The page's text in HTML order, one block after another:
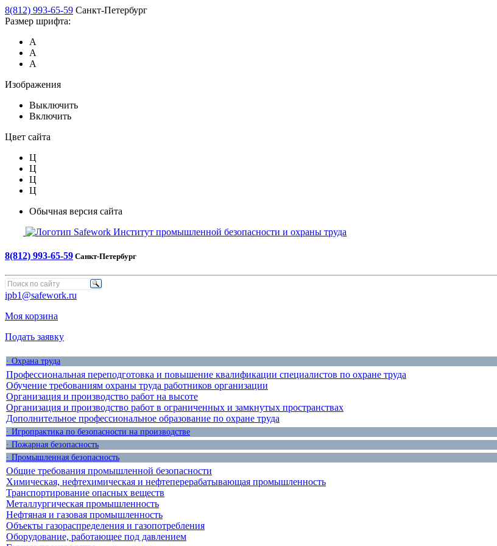
8(812) 993-65-59 Санкт-Петербург
Размер шрифта:
А
А
А
Изображения
Выключить
Включить
Цвет сайта
Ц
Ц
Ц
Ц
Обычная версия сайта
Safework Институт промышленной безопасности и охраны труда
8(812) 993-65-59 Санкт-Петербург
ipb1@safework.ru
Моя корзина
Подать заявку
· Охрана труда
Профессиональная переподготовка и повышение квалификации специалистов по охране труда
Обучение требованиям охраны труда работников организации
Организация и производство работ на высоте
Организация и производство работ в ограниченных и замкнутых пространствах
Дополнительное профессиональное образование по охране труда
· Игропрактика по безопасности на производстве
· Пожарная безопасность
· Промышленная безопасность
Общие требования промышленной безопасности
Химическая, нефтехимическая и нефтеперерабатывающая промышленность
Транспортирование опасных веществ
Металлургическая промышленность
Нефтяная и газовая промышленность
Объекты газораспределения и газопотребления
Оборудование, работающее под давлением